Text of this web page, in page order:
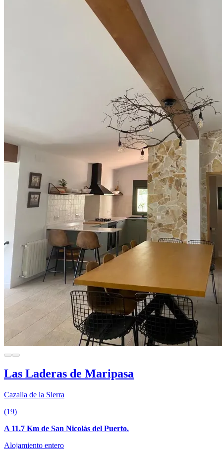
Las Laderas de Maripasa
Cazalla de la Sierra
(19)
A 11.7 Km de San Nicolás del Puerto.
Alojamiento entero